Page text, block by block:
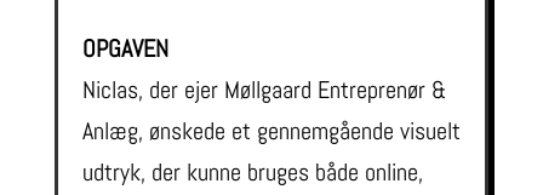
OPGAVEN
Niclas, der ejer Møllgaard Entreprenør &
Anlæg, ønskede et gennemgående visuelt
udtryk, der kunne bruges både online,